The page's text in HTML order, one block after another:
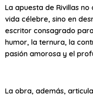
La apuesta de Rivillas
vida célebre, sino en
escritor consagrado
humor, la ternura, la
pasión amorosa y el
La obra, además,